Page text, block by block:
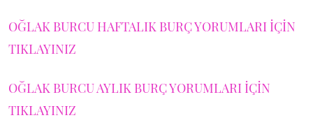
OĞLAK BURCU HAFTALIK BURÇ YORUMLARI İÇİN
TIKLAYINIZ
OĞLAK BURCU AYLIK BURÇ YORUMLARI İÇİN
TIKLAYINIZ